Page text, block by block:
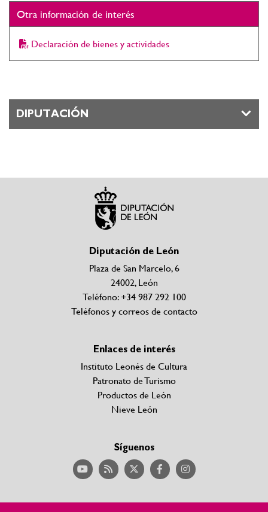
Otra información de interés
Declaración de bienes y actividades
DIPUTACIÓN
Diputación de León
Plaza de San Marcelo, 6
24002, León
Teléfono: +34 987 292 100
Teléfonos y correos de contacto
Enlaces de interés
Instituto Leonés de Cultura
Patronato de Turismo
Productos de León
Nieve León
Síguenos